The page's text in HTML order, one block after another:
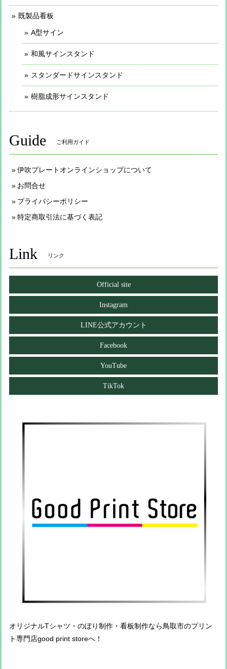
既製品看板
A型サイン
和風サインスタンド
スタンダードサインスタンド
樹脂成形サインスタンド
Guide ご利用ガイド
伊吹プレートオンラインショップについて
お問合せ
プライバシーポリシー
特定商取引法に基づく表記
Link リンク
Official site
Instagram
LINE公式アカウント
Facebook
YouTube
TikTok
オリジナルTシャツ・のぼり制作・看板制作なら鳥取市のプリン
ト専門店good print storeへ！